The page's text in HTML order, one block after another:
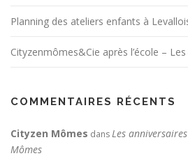
Planning des ateliers enfants à
Cityzenmômes&Cie après l’école –
COMMENTAIRES RÉCENTS
Cityzen Mômes dansLes
Mômes